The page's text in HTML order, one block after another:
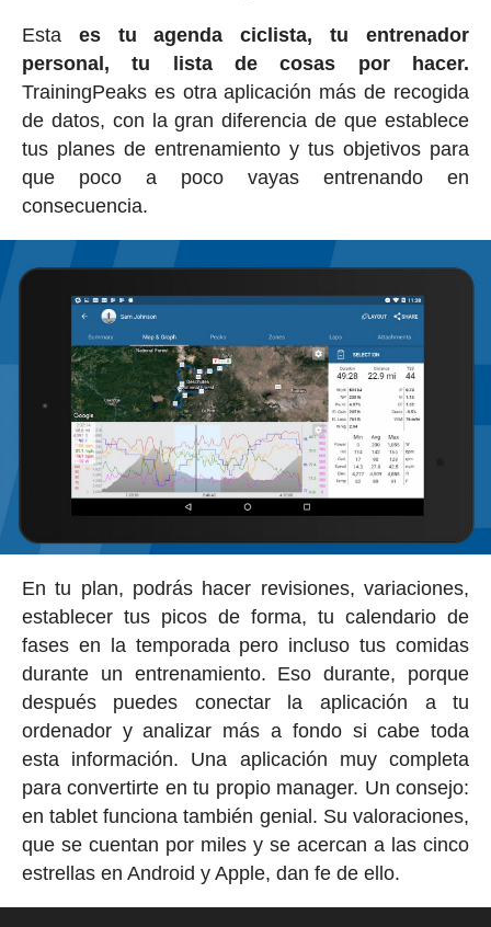
Esta es tu agenda ciclista, tu entrenador
personal, tu lista de cosas por hacer.
TrainingPeaks es otra aplicación más de recogida
de datos, con la gran diferencia de que establece
tus planes de entrenamiento y tus objetivos para
que poco a poco vayas entrenando en
consecuencia.
En tu plan, podrás hacer revisiones, variaciones,
establecer tus picos de forma, tu calendario de
fases en la temporada pero incluso tus comidas
durante un entrenamiento. Eso durante, porque
después puedes conectar la aplicación a tu
ordenador y analizar más a fondo si cabe toda
esta información. Una aplicación muy completa
para convertirte en tu propio manager. Un consejo:
en tablet funciona también genial. Su valoraciones,
que se cuentan por miles y se acercan a las cinco
estrellas en Android y Apple, dan fe de ello.